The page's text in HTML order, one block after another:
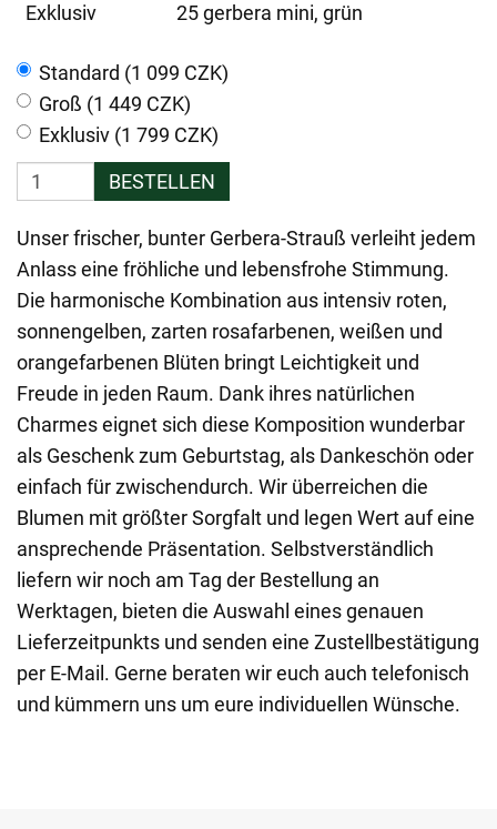
Exklusiv
25 gerbera mini, grün
Standard (1 099 CZK)
Groß (1 449 CZK)
Exklusiv (1 799 CZK)
BESTELLEN
Unser frischer, bunter Gerbera-Strauß verleiht jedem
Anlass eine fröhliche und lebensfrohe Stimmung.
Die harmonische Kombination aus intensiv roten,
sonnengelben, zarten rosafarbenen, weißen und
orangefarbenen Blüten bringt Leichtigkeit und
Freude in jeden Raum. Dank ihres natürlichen
Charmes eignet sich diese Komposition wunderbar
als Geschenk zum Geburtstag, als Dankeschön oder
einfach für zwischendurch. Wir überreichen die
Blumen mit größter Sorgfalt und legen Wert auf eine
ansprechende Präsentation. Selbstverständlich
liefern wir noch am Tag der Bestellung an
Werktagen, bieten die Auswahl eines genauen
Lieferzeitpunkts und senden eine Zustellbestätigung
per E-Mail. Gerne beraten wir euch auch telefonisch
und kümmern uns um eure individuellen Wünsche.